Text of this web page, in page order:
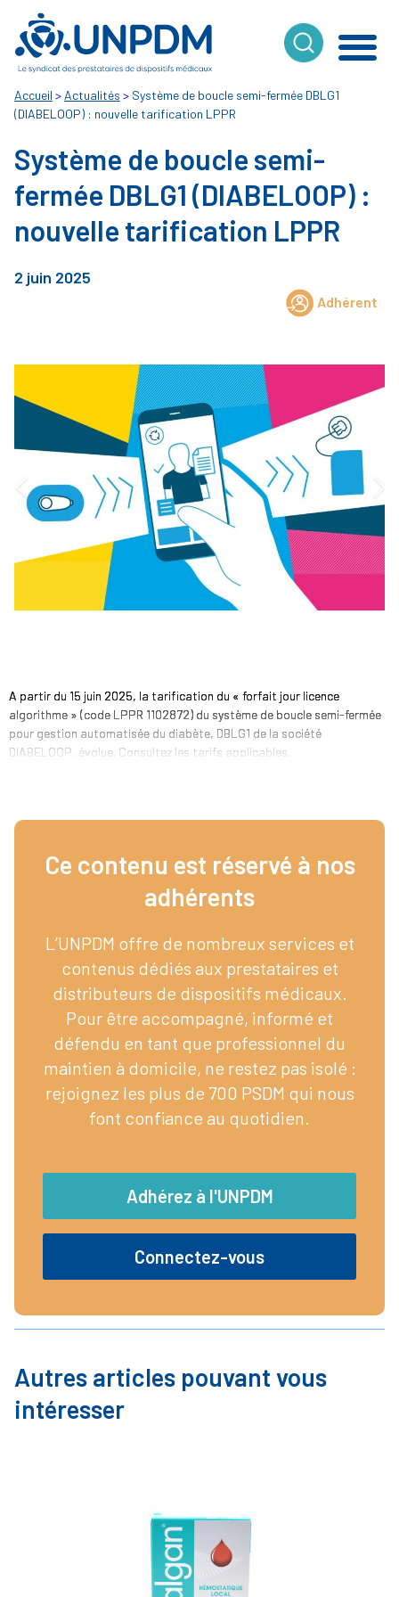
Accueil > Actualités > Système de boucle semi-fermée DBLG1
(DIABELOOP) : nouvelle tarification LPPR
Système de boucle semi-
fermée DBLG1 (DIABELOOP) :
nouvelle tarification LPPR
2 juin 2025
Adhérent
A partir du 15 juin 2025, la tarification du « forfait jour licence
algorithme » (code LPPR 1102872) du système de boucle semi-fermée
pour gestion automatisée du diabète, DBLG1 de la société
DIABELOOP, évolue. Consultez les tarifs applicables.
Ce contenu est réservé à nos
adhérents​
L’UNPDM offre de nombreux services et
contenus dédiés aux prestataires et
distributeurs de dispositifs médicaux.
Pour être accompagné, informé et
défendu en tant que professionnel du
maintien à domicile, ne restez pas isolé :
rejoignez les plus de 700 PSDM qui nous
font confiance au quotidien.
Adhérez à l'UNPDM
Connectez-vous
Autres articles pouvant vous
intéresser